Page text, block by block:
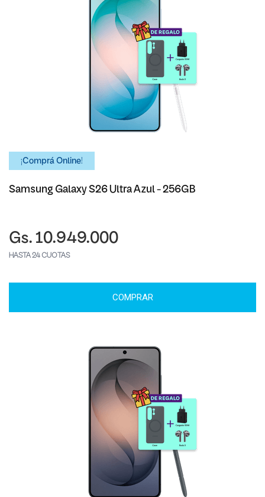
¡Comprá Online!
Samsung Galaxy S26 Ultra Azul - 256GB
Gs. 10.949.000
HASTA 24 CUOTAS
COMPRAR